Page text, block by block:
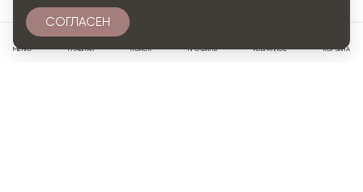
МЕНЮ ГЛАВНАЯ ПОИСК ПРОФИЛЬ ИЗБРАННОЕ КОРЗИНА
СОГЛАСЕН